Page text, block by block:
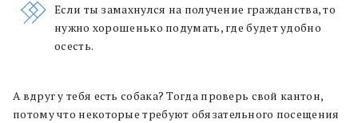
Если ты замахнулся на получение гражданства, то
нужно хорошенько подумать, где будет удобно
осесть.
А вдруг у тебя есть собака? Тогда проверь свой кантон,
потому что некоторые требуют обязательного посещения